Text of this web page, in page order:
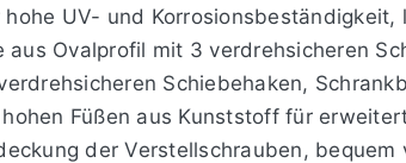
UV- und Korrosionsbeständigkeit,
Ovalprofil mit 3 verdrehsicheren
Schiebehaken,
Füßen aus Kunststoff für
der Verstellschrauben, bequem